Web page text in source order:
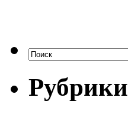
Рубрики